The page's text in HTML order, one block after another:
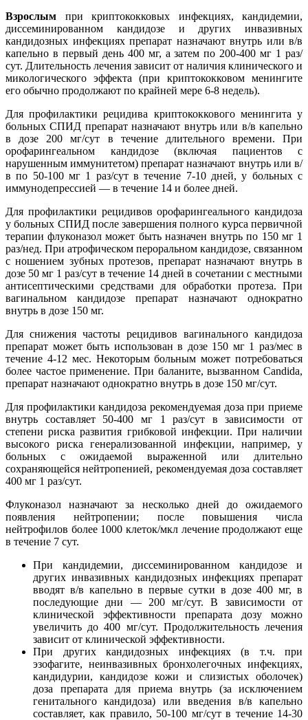
Взрослым при криптококковых инфекциях, кандидемии,
диссеминированном кандидозе и других инвазивных
кандидозных инфекциях препарат назначают внутрь или в/в
капельно в первый день 400 мг, а затем по 200-400 мг 1 раз/
сут. Длительность лечения зависит от наличия клинического и
микологического эффекта (при криптококковом менингите
его обычно продолжают по крайней мере 6-8 недель).
Для профилактики рецидива криптококкового менингита у
больных СПИД препарат назначают внутрь или в/в капельно
в дозе 200 мг/сут в течение длительного времени. При
орофарингеальном кандидозе (включая пациентов с
нарушенным иммунитетом) препарат назначают внутрь или в/
в по 50-100 мг 1 раз/сут в течение 7-10 дней, у больных с
иммунодепрессией — в течение 14 и более дней.
Для профилактики рецидивов орофарингеального кандидоза
у больных СПИД после завершения полного курса первичной
терапии флуконазол может быть назначен внутрь по 150 мг 1
раз/нед. При атрофическом пероральном кандидозе, связанном
с ношением зубных протезов, препарат назначают внутрь в
дозе 50 мг 1 раз/сут в течение 14 дней в сочетании с местными
антисептическими средствами для обработки протеза. При
вагинальном кандидозе препарат назначают однократно
внутрь в дозе 150 мг.
Для снижения частоты рецидивов вагинального кандидоза
препарат может быть использован в дозе 150 мг 1 раз/мес в
течение 4-12 мес. Некоторым больным может потребоваться
более частое применение. При баланите, вызванном Candida,
препарат назначают однократно внутрь в дозе 150 мг/сут.
Для профилактики кандидоза рекомендуемая доза при приеме
внутрь составляет 50-400 мг 1 раз/сут в зависимости от
степени риска развития грибковой инфекции. При наличии
высокого риска генерализованной инфекции, например, у
больных с ожидаемой выраженной или длительно
сохраняющейся нейтропенией, рекомендуемая доза составляет
400 мг 1 раз/сут.
Флуконазол назначают за несколько дней до ожидаемого
появления нейтропении; после повышения числа
нейтрофилов более 1000 клеток/мкл лечение продолжают еще
в течение 7 сут.
При кандидемии, диссеминированном кандидозе и
других инвазивных кандидозных инфекциях препарат
вводят в/в капельно в первые сутки в дозе 400 мг, в
последующие дни — 200 мг/сут. В зависимости от
клинической эффективности препарата дозу можно
увеличить до 400 мг/сут. Продолжительность лечения
зависит от клинической эффективности.
При других кандидозных инфекциях (в т.ч. при
эзофагите, неинвазивных бронхолегочных инфекциях,
кандидурии, кандидозе кожи и слизистых оболочек)
доза препарата для приема внутрь (за исключением
генитального кандидоза) или введения в/в капельно
составляет, как правило, 50-100 мг/сут в течение 14-30